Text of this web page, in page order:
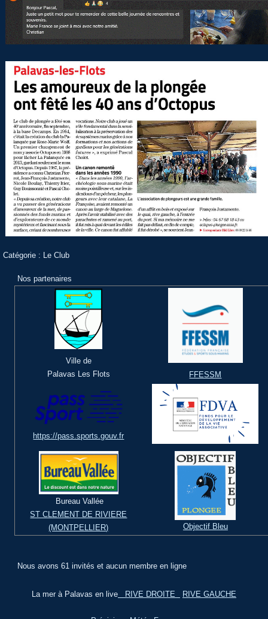
Catégorie : Le Club
Nos partenaires
Ville de
Palavas Les Flots
FFESSM
https://pass.sports.gouv.fr
Bureau Vallée
ST CLEMENT DE RIVIERE
(MONTPELLIER)
Objectif Bleu
Nous avons 61 invités et aucun membre en ligne
La mer à Palavas en live RIVE DROITE RIVE GAUCHE